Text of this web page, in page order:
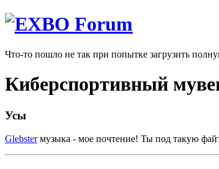
Что-то пошло не так при попытке загрузить
Киберспортивный
Усы
Glebsterмузыка - мое почтение! Ты под такую